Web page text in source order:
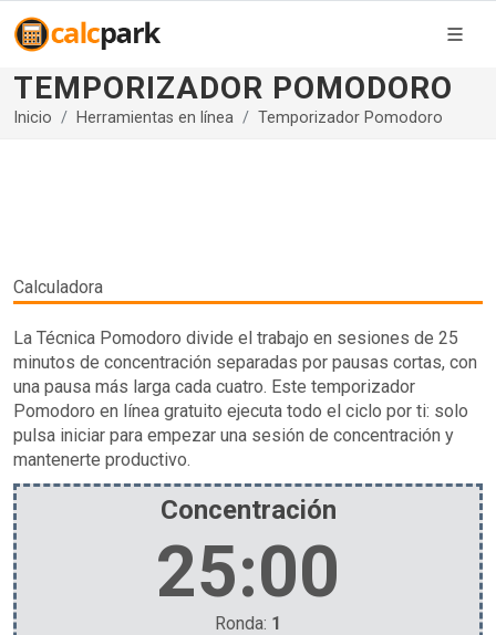
TEMPORIZADOR POMODORO
Inicio Herramientas en línea Temporizador Pomodoro
Calculadora
La Técnica Pomodoro divide el trabajo en sesiones de 25
minutos de concentración separadas por pausas cortas, con
una pausa más larga cada cuatro. Este temporizador
Pomodoro en línea gratuito ejecuta todo el ciclo por ti: solo
pulsa iniciar para empezar una sesión de concentración y
mantenerte productivo.
Concentración
25:00
Ronda: 1